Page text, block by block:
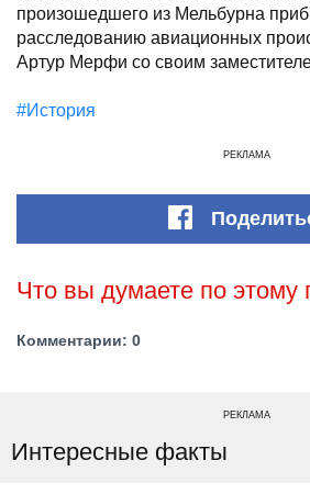
произошедшего из Мельбурна
расследованию авиационных
Артур Мерфи со своим
#История
РЕКЛАМА
Что вы думаете по этому
Комментарии: 0
РЕКЛАМА
Интересные факты